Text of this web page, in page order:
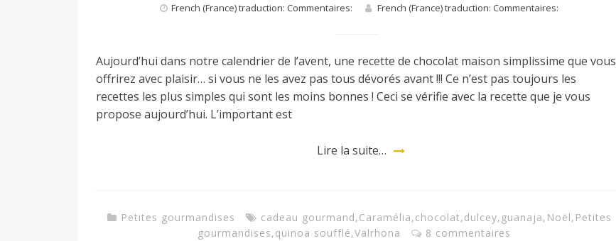
n
French (France) traduction: Commentaires: French (France) traduction: Commentaires:
Aujourd’hui dans notre calendrier de l’avent, une recette de chocolat maison simplissime que vous
offrirez avec plaisir… si vous ne les avez pas tous dévorés avant !!! Ce n’est pas toujours les
recettes les plus simples qui sont les moins bonnes ! Ceci se vérifie avec la recette que je vous
propose aujourd’hui. L’important est
Lire la suite…
Petites gourmandises cadeau gourmand,Caramélia,chocolat,dulcey, guanaja, Noël, Petites
gourmandises,quinoa soufflé,Valrhona 8 commentaires